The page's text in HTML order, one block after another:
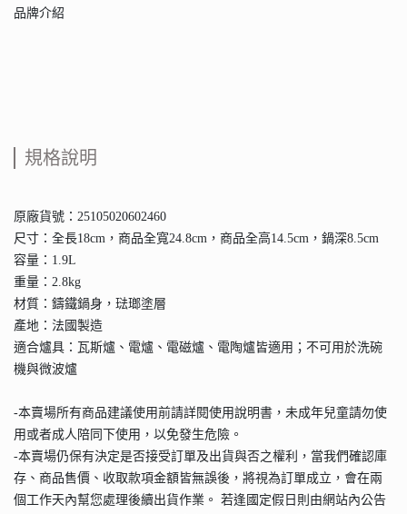
品牌介紹
規格說明
原廠貨號：25105020602460
尺寸：全長18cm，商品全寬24.8cm，商品全高14.5cm，鍋深8.5cm
容量：1.9L
重量：2.8kg
材質：鑄鐵鍋身，琺瑯塗層
產地：法國製造
適合爐具：瓦斯爐、電爐、電磁爐、電陶爐皆適用；不可用於洗碗
機與微波爐
-本賣場所有商品建議使用前請詳閱使用說明書，未成年兒童請勿使
用或者成人陪同下使用，以免發生危險。
-本賣場仍保有決定是否接受訂單及出貨與否之權利，當我們確認庫
存、商品售價、收取款項金額皆無誤後，將視為訂單成立，會在兩
個工作天內幫您處理後續出貨作業。 若逢國定假日則由網站內公告